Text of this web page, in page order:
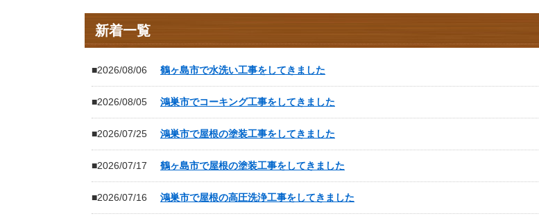
新着一覧
■2026/08/06 鶴ヶ島市で水洗い工事をしてきました
■2026/08/05 鴻巣市でコーキング工事をしてきました
■2026/07/25 鴻巣市で屋根の塗装工事をしてきました
■2026/07/17 鶴ヶ島市で屋根の塗装工事をしてきました
■2026/07/16 鴻巣市で屋根の高圧洗浄工事をしてきました